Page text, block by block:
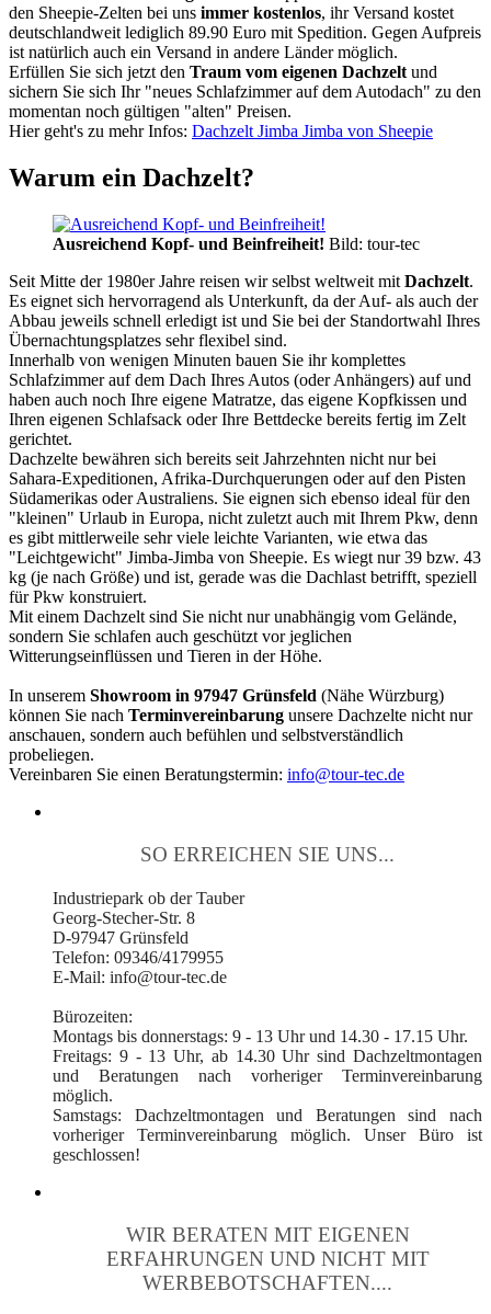
den Sheepie-Zelten bei uns immer kostenlos, ihr Versand kostet
deutschlandweit lediglich 89.90 Euro mit Spedition. Gegen Aufpreis
ist natürlich auch ein Versand in andere Länder möglich.
Erfüllen Sie sich jetzt den Traum vom eigenen Dachzelt und
sichern Sie sich Ihr "neues Schlafzimmer auf dem Autodach" zu den
momentan noch gültigen "alten" Preisen.
Hier geht's zu mehr Infos: Dachzelt Jimba Jimba von Sheepie
Warum ein Dachzelt?
Ausreichend Kopf- und Beinfreiheit! Bild: tour-tec
Seit Mitte der 1980er Jahre reisen wir selbst weltweit mit Dachzelt.
Es eignet sich hervorragend als Unterkunft, da der Auf- als auch der
Abbau jeweils schnell erledigt ist und Sie bei der Standortwahl Ihres
Übernachtungsplatzes sehr flexibel sind.
Innerhalb von wenigen Minuten bauen Sie ihr komplettes
Schlafzimmer auf dem Dach Ihres Autos (oder Anhängers) auf und
haben auch noch Ihre eigene Matratze, das eigene Kopfkissen und
Ihren eigenen Schlafsack oder Ihre Bettdecke bereits fertig im Zelt
gerichtet.
Dachzelte bewähren sich bereits seit Jahrzehnten nicht nur bei
Sahara-Expeditionen, Afrika-Durchquerungen oder auf den Pisten
Südamerikas oder Australiens. Sie eignen sich ebenso ideal für den
"kleinen" Urlaub in Europa, nicht zuletzt auch mit Ihrem Pkw, denn
es gibt mittlerweile sehr viele leichte Varianten, wie etwa das
"Leichtgewicht" Jimba-Jimba von Sheepie. Es wiegt nur 39 bzw. 43
kg (je nach Größe) und ist, gerade was die Dachlast betrifft, speziell
für Pkw konstruiert.
Mit einem Dachzelt sind Sie nicht nur unabhängig vom Gelände,
sondern Sie schlafen auch geschützt vor jeglichen
Witterungseinflüssen und Tieren in der Höhe.
In unserem Showroom in 97947 Grünsfeld (Nähe Würzburg)
können Sie nach Terminvereinbarung unsere Dachzelte nicht nur
anschauen, sondern auch befühlen und selbstverständlich
probeliegen.
Vereinbaren Sie einen Beratungstermin: info@tour-tec.de
SO ERREICHEN SIE UNS...
Industriepark ob der Tauber
Georg-Stecher-Str. 8
D-97947 Grünsfeld
Telefon: 09346/4179955
E-Mail: info@tour-tec.de
Bürozeiten:
Montags bis donnerstags: 9 - 13 Uhr und 14.30 - 17.15 Uhr.
Freitags: 9 - 13 Uhr, ab 14.30 Uhr sind Dachzeltmontagen
und Beratungen nach vorheriger Terminvereinbarung
möglich.
Samstags: Dachzeltmontagen und Beratungen sind nach
vorheriger Terminvereinbarung möglich. Unser Büro ist
geschlossen!
WIR BERATEN MIT EIGENEN
ERFAHRUNGEN UND NICHT MIT
WERBEBOTSCHAFTEN....